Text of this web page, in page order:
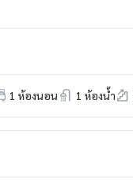
1 ห้องนอน 1 ห้องน้ำ